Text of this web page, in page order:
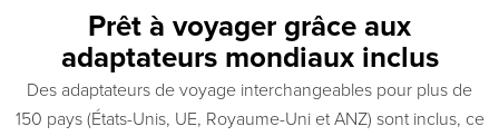
Prêt à voyager grâce aux
adaptateurs mondiaux inclus
Des adaptateurs de voyage interchangeables pour plus de
150 pays (États-Unis, UE, Royaume-Uni et ANZ) sont inclus, ce